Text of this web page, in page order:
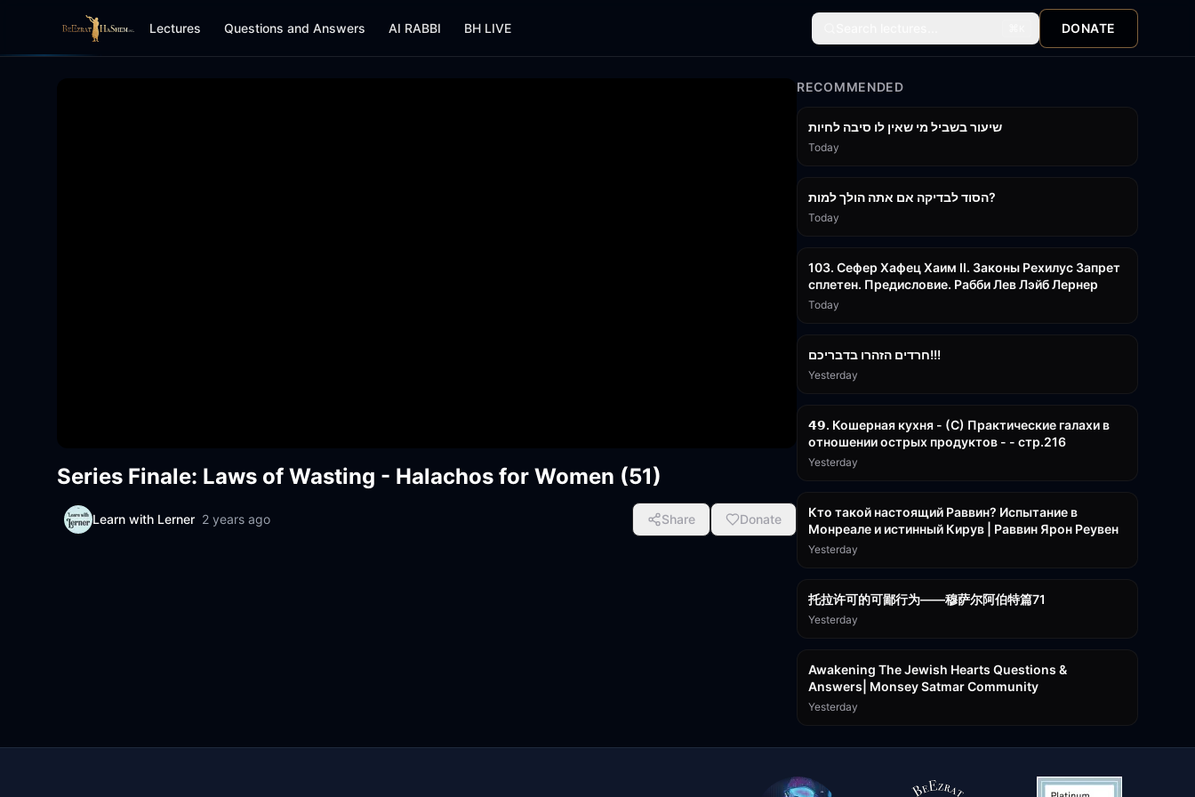
Lectures Questions and Answers AI RABBI BH LIVE DONATE
Series Finale: Laws of Wasting - Halachos for Women (51)
Learn with Lerner 2 years ago Share Donate
RECOMMENDED
שיעור בשביל מי שאין לו סיבה לחיות
Today
הסוד לבדיקה אם אתה הולך למות?
Today
103. Сефер Хафец Хаим II. Законы Рехилус Запрет
сплетен. Предисловие. Рабби Лев Лэйб Лернер
Today
חרדים הזהרו בדבריכם!!!
Yesterday
𝟰𝟵. Кошерная кухня - (С) Практические галахи в
отношении острых продуктов - - стр.216
Yesterday
Кто такой настоящий Раввин? Испытание в
Монреале и истинный Кирув | Раввин Ярон Реувен
Yesterday
托拉许可的可鄙行为——穆萨尔阿伯特篇71
Yesterday
Awakening The Jewish Hearts Questions &
Answers| Monsey Satmar Community
Yesterday